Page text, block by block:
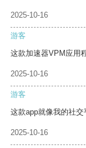
2025-10-16
游客
这款加速器VPM应用
2025-10-16
游客
这款app就像我的社交
2025-10-16